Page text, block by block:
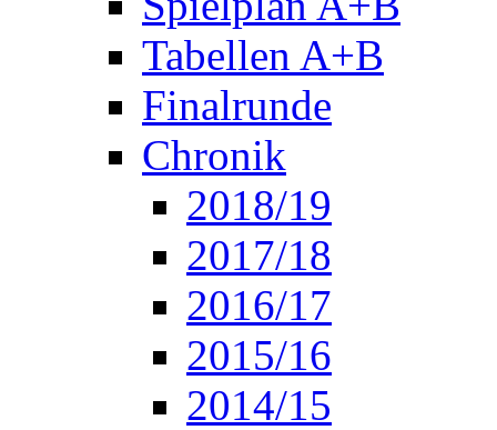
Tabellen A+B
Finalrunde
Chronik
2018/19
2017/18
2016/17
2015/16
2014/15